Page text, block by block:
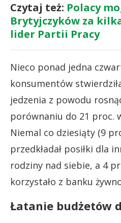
Czytaj też: Polacy
Brytyjczyków za
lider Partii Pracy
Nieco ponad jedna
konsumentów
jedzenia z powodu
porównaniu do 21 proc.
Niemal co dziesiąty (9
przedkładał posiłki dla
rodziny nad siebie, a 4
korzystało z banku
Łatanie budżetów